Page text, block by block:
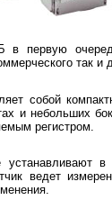
в первую
так и
собой
и небольших
регистром.
ведет